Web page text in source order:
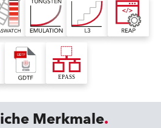
Merkmale